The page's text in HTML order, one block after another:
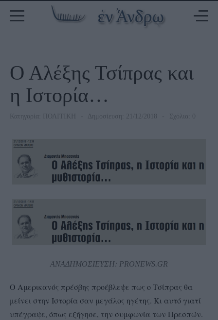
Ο Αλέξης Τσίπρας και
η Ιστορία…
Κατηγορία: ΠΟΛΙΤΙΚΗ Δημοσίευση: 21/12/2018 Σχόλια: 0
ΑΝΑΔΗΜΟΣΙΕΥΣΗ: PRONEWS.GR
Ο Αμερικανός πρέσβης προέβλεψε πως ο Τσίπρας θα
μείνει στην Ιστορία σαν μεγάλος ηγέτης. Κι αυτό γιατί
υπέγραψε, όπως εξήγησε, την συμφωνία των Πρεσπών.